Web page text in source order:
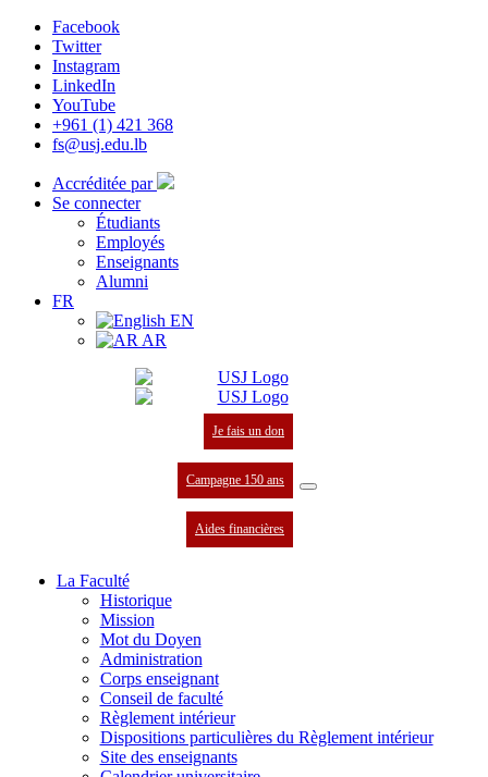
Facebook
Twitter
Instagram
LinkedIn
YouTube
+961 (1) 421 368
fs@usj.edu.lb
Accréditée par
Se connecter
Étudiants
Employés
Enseignants
Alumni
FR
EN
AR
Je fais un don
Campagne 150 ans
Aides financières
La Faculté
Historique
Mission
Mot du Doyen
Administration
Corps enseignant
Conseil de faculté
Règlement intérieur
Dispositions particulières du Règlement intérieur
Site des enseignants